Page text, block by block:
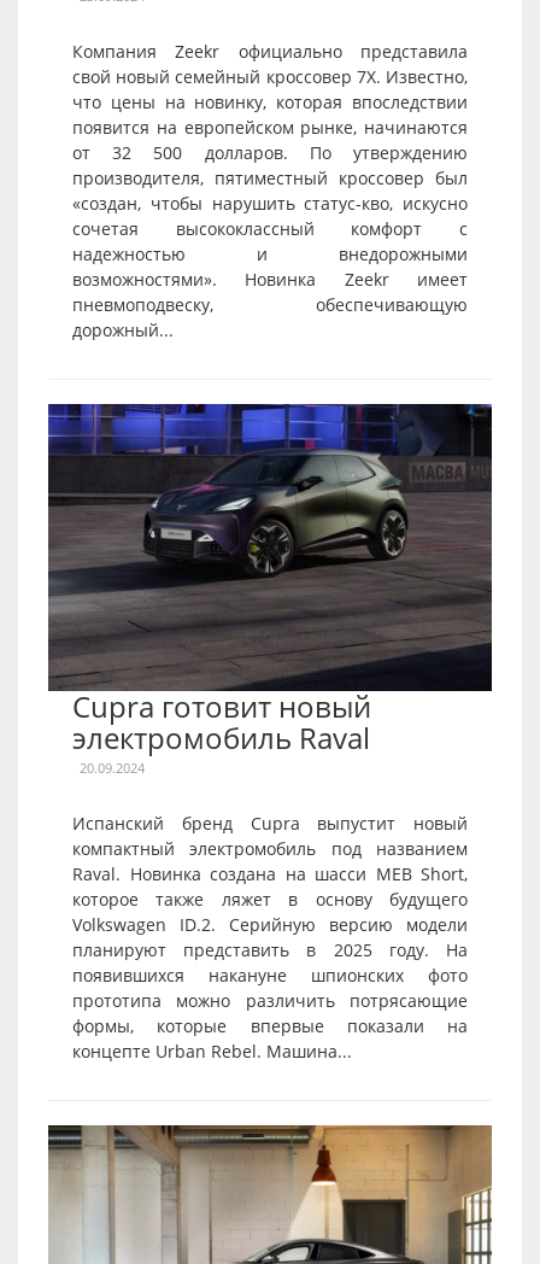
Компания Zeekr официально представила
свой новый семейный кроссовер 7X. Известно,
что цены на новинку, которая впоследствии
появится на европейском рынке, начинаются
от 32 500 долларов. По утверждению
производителя, пятиместный кроссовер был
«создан, чтобы нарушить статус-кво, искусно
сочетая высококлассный комфорт с
надежностью и внедорожными
возможностями». Новинка Zeekr имеет
пневмоподвеску, обеспечивающую
дорожный...
Cupra готовит новый
электромобиль Raval
20.09.2024
Испанский бренд Cupra выпустит новый
компактный электромобиль под названием
Raval. Новинка создана на шасси MEB Short,
которое также ляжет в основу будущего
Volkswagen ID.2. Серийную версию модели
планируют представить в 2025 году. На
появившихся накануне шпионских фото
прототипа можно различить потрясающие
формы, которые впервые показали на
концепте Urban Rebel. Машина...